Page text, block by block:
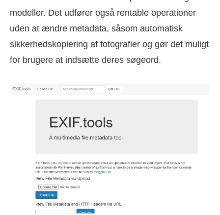
modeller. Det udfører også rentable operationer
uden at ændre metadata, såsom automatisk
sikkerhedskopiering af fotografier og gør det muligt
for brugere at indsætte deres søgeord.